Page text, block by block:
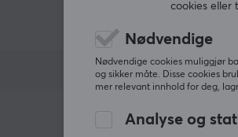
cookies eller
Nødvendige
Nødvendige cookies muliggjør
og sikker måte. Disse cookies
mer relevant innhold for deg,
Analyse og